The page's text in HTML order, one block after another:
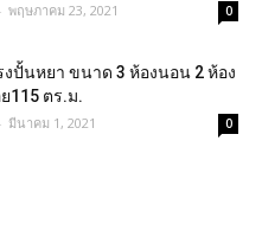
- พฤษภาคม 23, 2021 0
ปั้นหยา ขนาด 3 ห้องนอน 2 ห้อง
115 ตร.ม.
- มีนาคม 1, 2021 0